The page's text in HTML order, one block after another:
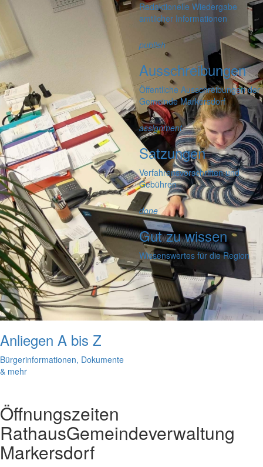
Anliegen A bis Z
Bürgerinformationen, Dokumente
& mehr
Redaktionelle Wiedergabe
amtlicher Informationen
publish
Ausschreibungen
Öffentliche Ausschreibungen der
Gemeinde Markersdorf
assignment
Satzungen
Verfahrensvorschriften und
Gebühren
done
Gut zu wissen
Wissenswertes für die Region
Öffnungszeiten
RathausGemeindeverwaltung
Markersdorf